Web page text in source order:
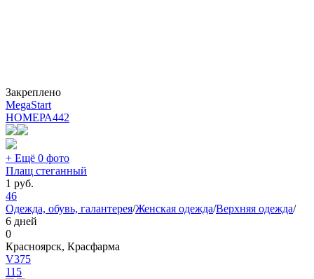
Закреплено
MegaStart
НОМЕРА442
+ Ещё 0 фото
Плащ стеганный
1 руб.
46
Одежда, обувь, галантерея/Женская одежда/Верхняя одежда/
6 дней
0
Красноярск, Красфарма
V375
115